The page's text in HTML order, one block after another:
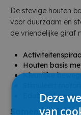
De stevige houten
voor duurzaam en
de vriendelijke giraf
Houten basis
Kleurrijke
Educatief en
Samenvatting
Deze
van